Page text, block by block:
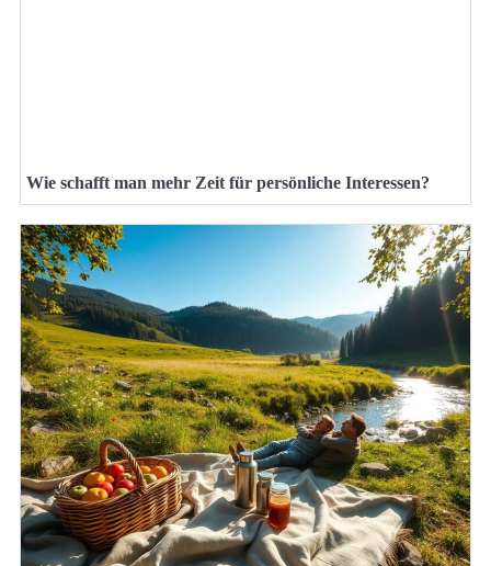
Wie schafft man mehr Zeit für persönliche Interessen?